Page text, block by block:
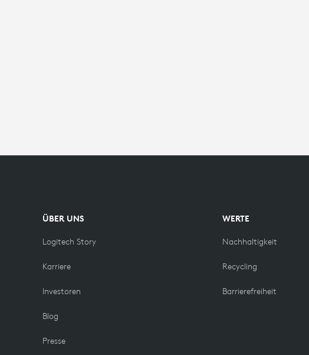
ÜBER UNS
Logitech Story
Karriere
Investoren
Blog
Presse
WERTE
Nachhaltigkeit
Recycling
Barrierefreiheit